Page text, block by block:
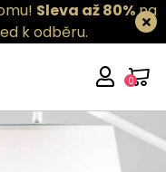
Sleva až 80%na
k odběru.
0